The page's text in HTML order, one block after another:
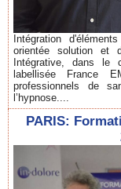
Intégration
orientée solution et
Intégrative, dans le
labellisée France
professionnels de
l’hypnose....
PARIS: